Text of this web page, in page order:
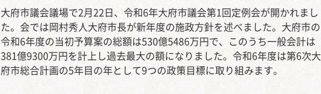
大府市議会議場で2月22日、令和6年大府市議会第1回定例会が開かれまし
た。会では岡村秀人大府市長が新年度の施政方針を述べました。大府市の
令和6年度の当初予算案の総額は530億5486万円で、このうち一般会計は
381億9300万円を計上し過去最大の額になりました。令和6年度は第6次大
府市総合計画の5年目の年として9つの政策目標に取り組みます。